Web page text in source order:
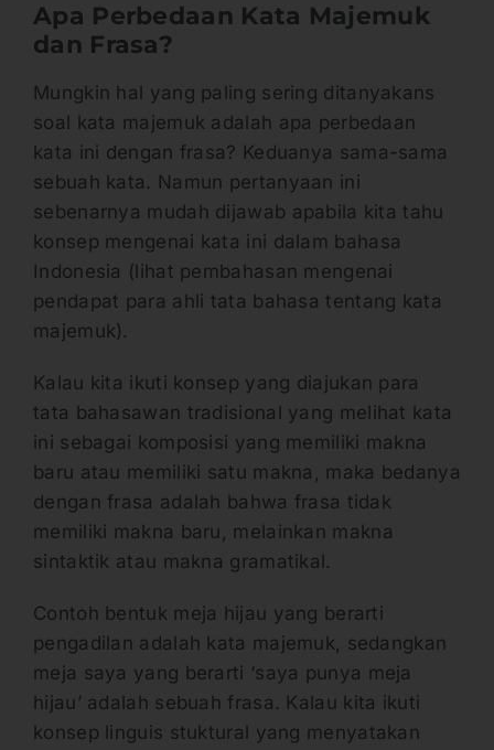
Apa Perbedaan Kata Majemuk
dan Frasa?
Mungkin hal yang paling sering ditanyakans
soal kata majemuk adalah apa perbedaan
kata ini dengan frasa? Keduanya sama-sama
sebuah kata. Namun pertanyaan ini
sebenarnya mudah dijawab apabila kita tahu
konsep mengenai kata ini dalam bahasa
Indonesia (lihat pembahasan mengenai
pendapat para ahli tata bahasa tentang kata
majemuk).
Kalau kita ikuti konsep yang diajukan para
tata bahasawan tradisional yang melihat kata
ini sebagai komposisi yang memiliki makna
baru atau memiliki satu makna, maka bedanya
dengan frasa adalah bahwa frasa tidak
memiliki makna baru, melainkan makna
sintaktik atau makna gramatikal.
Contoh bentuk meja hijau yang berarti
pengadilan adalah kata majemuk, sedangkan
meja saya yang berarti ‘saya punya meja
hijau’ adalah sebuah frasa. Kalau kita ikuti
konsep linguis stuktural yang menyatakan